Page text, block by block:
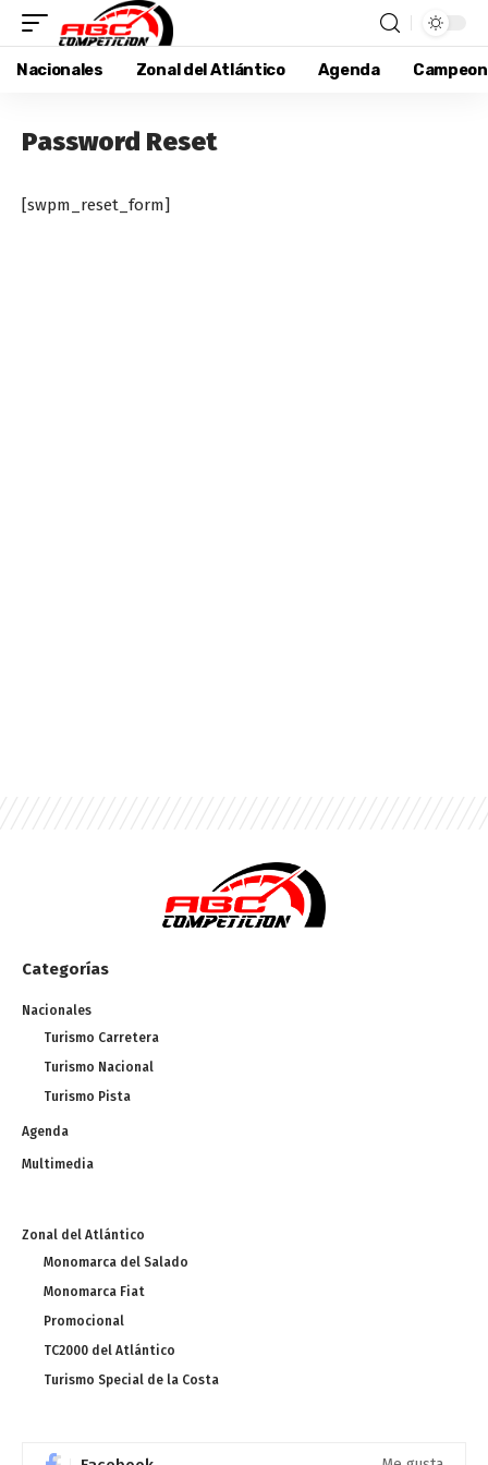
Nacionales Zonal del Atlántico Agenda
Password Reset
[swpm_reset_form]
Categorías
Nacionales
Turismo Carretera
Turismo Nacional
Turismo Pista
Agenda
Multimedia
Zonal del Atlántico
Monomarca del Salado
Monomarca Fiat
Promocional
TC2000 del Atlántico
Turismo Special de la Costa